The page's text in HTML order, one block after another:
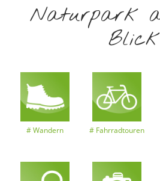
Naturpark
Blick
Wandern Fahrradtouren